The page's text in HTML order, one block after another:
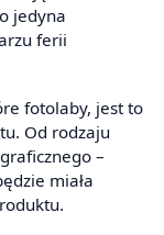
jedyna
ferii
fotolaby, jest to
Od rodzaju
–
miała